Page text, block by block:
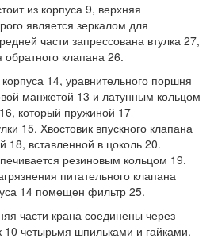
из корпуса 9, верхняя
является зеркалом для
части запрессована втулка 27,
клапана 26.
14, уравнительного поршня
манжетой 13 и латунным кольцом
который пружиной 17
15. Хвостовик впускного клапана
18, вставленной в цоколь 20.
резиновым кольцом 19.
питательного клапана
14 помещен фильтр 25.
части крана соединены через
10 четырьмя шпильками и гайками.